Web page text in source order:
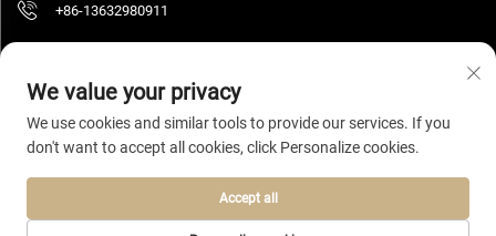
+86-13632980911
We value your privacy
We use cookies and similar tools to provide our services. If you
don't want to accept all cookies, click Personalize cookies.
Accept all